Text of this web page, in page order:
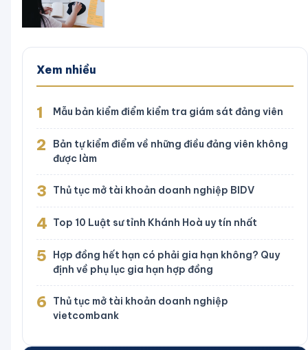
Xem nhiều
1 Mẫu bản kiểm điểm kiểm tra giám sát đảng viên
2
Bản tự kiểm điểm về những điều đảng viên không
được làm
3 Thủ tục mở tài khoản doanh nghiệp BIDV
4 Top 10 Luật sư tỉnh Khánh Hoà uy tín nhất
5
Hợp đồng hết hạn có phải gia hạn không? Quy
định về phụ lục gia hạn hợp đồng
6
Thủ tục mở tài khoản doanh nghiệp
vietcombank